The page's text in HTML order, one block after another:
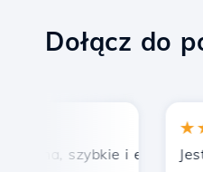
Dołącz do
szybkie i efektywne